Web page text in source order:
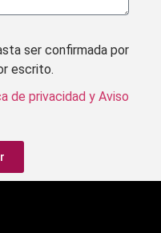
ser confirmada por
escrito.
de privacidad y Aviso